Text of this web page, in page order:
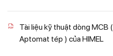
Tài liệu kỹ thuật dòng MCB (
Aptomat tép ) của HIMEL